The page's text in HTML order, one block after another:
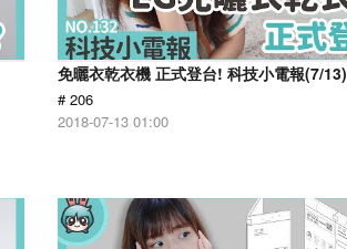
免曬衣乾衣機 正式登台! 科技小電報(7/13)
# 206
2018-07-13 01:00